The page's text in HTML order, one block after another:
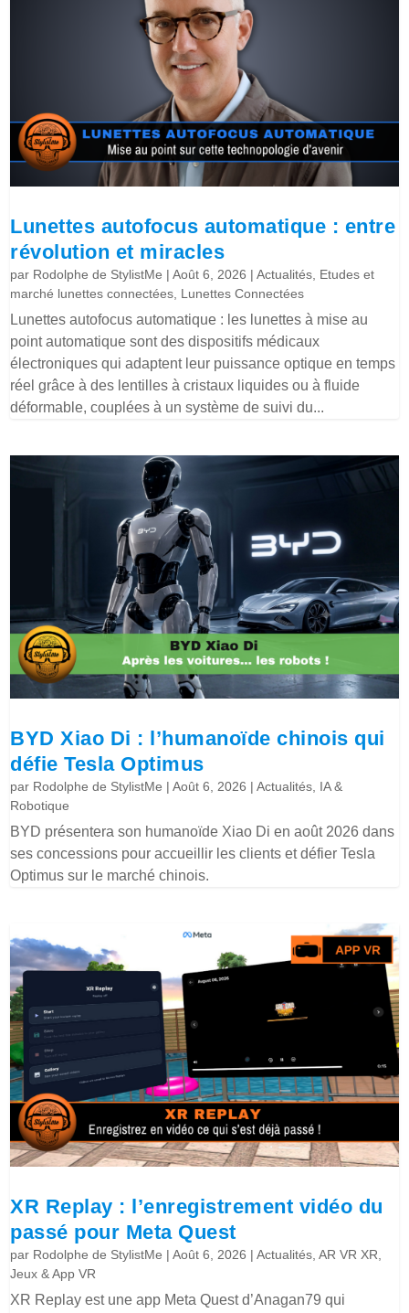
Lunettes autofocus automatique : entre
révolution et miracles
par Rodolphe de StylistMe |Août 6, 2026 |Actualités, Etudes et
marché lunettes connectées, Lunettes Connectées
Lunettes autofocus automatique : les lunettes à mise au
point automatique sont des dispositifs médicaux
électroniques qui adaptent leur puissance optique en temps
réel grâce à des lentilles à cristaux liquides ou à fluide
déformable, couplées à un système de suivi du...
BYD Xiao Di : l’humanoïde chinois qui
défie Tesla Optimus
par Rodolphe de StylistMe |Août 6, 2026 |Actualités, IA &
Robotique
BYD présentera son humanoïde Xiao Di en août 2026 dans
ses concessions pour accueillir les clients et défier Tesla
Optimus sur le marché chinois.
XR Replay : l’enregistrement vidéo du
passé pour Meta Quest
par Rodolphe de StylistMe |Août 6, 2026 |Actualités,AR VR XR,
Jeux & App VR
XR Replay est une app Meta Quest d’Anagan79 qui